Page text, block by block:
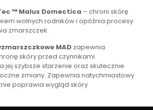
™ Malus Domectica – chroni skórę
wolnych rodników i opóźnia procesy
zmarszczek.
MAD zapewnia
skóry przed czynnikami
jej szybsze starzenie oraz skutecznie
zmiany. Zapewnia natychmiastowy
poprawia wygląd skóry